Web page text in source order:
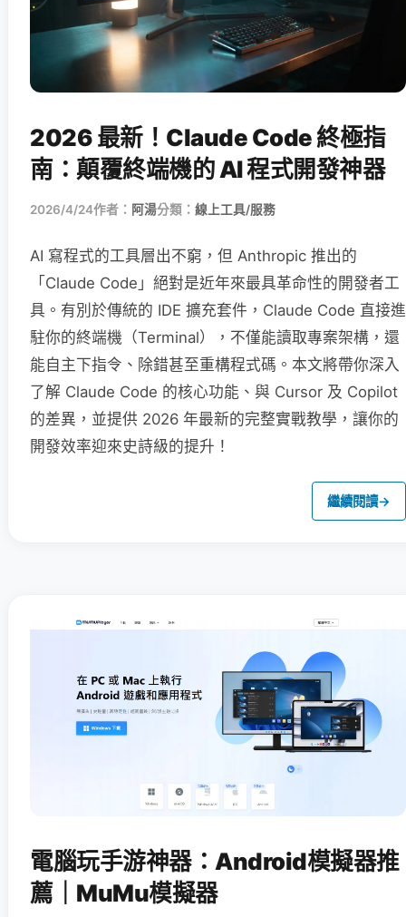
2026 最新！Claude Code 終極指
南：顛覆終端機的 AI 程式開發神器
2026/4/24作者： 阿湯分類： 線上工具/服務
AI 寫程式的工具層出不窮，但 Anthropic 推出的
「Claude Code」絕對是近年來最具革命性的開發者工
具。有別於傳統的 IDE 擴充套件，Claude Code 直接進
駐你的終端機（Terminal），不僅能讀取專案架構，還
能自主下指令、除錯甚至重構程式碼。本文將帶你深入
了解 Claude Code 的核心功能、與 Cursor 及 Copilot
的差異，並提供 2026 年最新的完整實戰教學，讓你的
開發效率迎來史詩級的提升！
繼續閱讀→
電腦玩手游神器：Android模擬器推
薦｜MuMu模擬器